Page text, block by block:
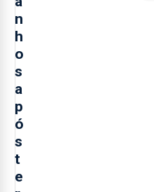
n
h
o
s
a
p
ó
s
t
e